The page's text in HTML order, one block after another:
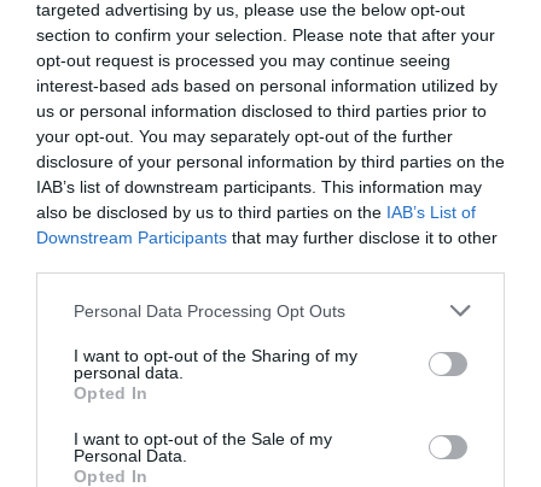
targeted advertising by us, please use the below opt-out
section to confirm your selection. Please note that after your
opt-out request is processed you may continue seeing
interest-based ads based on personal information utilized by
us or personal information disclosed to third parties prior to
your opt-out. You may separately opt-out of the further
disclosure of your personal information by third parties on the
IAB’s list of downstream participants. This information may
also be disclosed by us to third parties on the IAB’s List of
Downstream Participants that may further disclose it to other
Personal Data Processing Opt Outs
I want to opt-out of the Sharing of my
personal data.
Opted In
I want to opt-out of the Sale of my
Personal Data.
Opted In
Τιμές ανά ζώνη: 15 ευρώ, 20 ευρώ, 25 ευρώ, 30 ευρώ,
40 ευρώ
Προπώληση:
Viva.gr
Πληροφορίες / Κρατήσεις:
Τηλ. 2103648303 (ώρες ταμείου: 10.00-22.00, εκτός
Ακολουθήστε το Culturenow.gr στο
μάθετε πρώτοι όλες τις ειδήσεις
Δείτε όλα τα
Πολιτισμό στοCulturenow.gr